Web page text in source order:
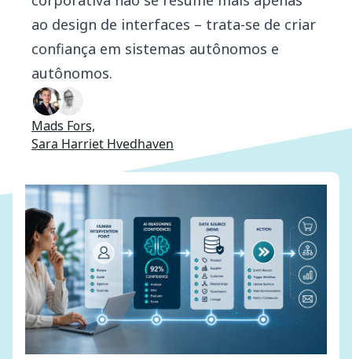
ao design de interfaces – trata-se de criar
confiança em sistemas autônomos e
autônomos.
Mads Fors,
Sara Harriet Hvedhaven